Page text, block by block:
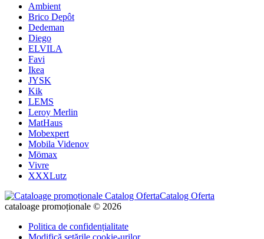
Ambient
Brico Depôt
Dedeman
Diego
ELVILA
Favi
Ikea
JYSK
Kik
LEMS
Leroy Merlin
MatHaus
Mobexpert
Mobila Videnov
Mömax
Vivre
XXXLutz
Catalog Oferta
cataloage promoționale © 2026
Politica de confidențialitate
Modifică setările cookie-urilor